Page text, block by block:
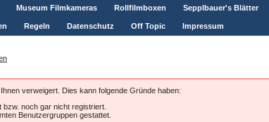
Museum Filmkameras Rollfilmboxen Sepplbauer's Blätter
Regeln Datenschutz Off Topic Impressum
verweigert. Dies kann folgende Gründe haben:
bzw. noch gar nicht registriert.
Benutzergruppen gestattet.